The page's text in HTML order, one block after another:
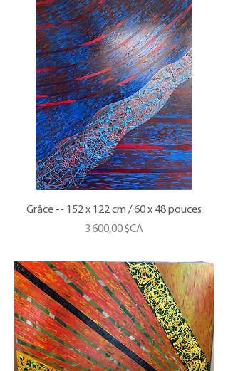
Grâce -- 152 x 122 cm / 60 x 48 pouces
Prix
3 600,00 $CA